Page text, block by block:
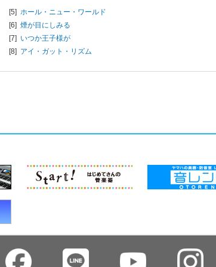
[5] ホール・ニュー・ワールド
[6] 煙が目にしみる
[7] いつか王子様が
[8] アイ・ガット・リズム